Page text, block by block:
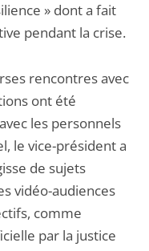
» dont a fait
pendant la crise.
rencontres avec
ont été
les personnels
le vice-président a
de sujets
vidéo-audiences
comme
par la justice